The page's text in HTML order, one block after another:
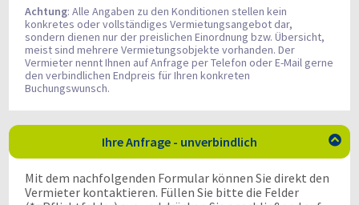
Achtung: Alle Angaben zu den Konditionen stellen kein
konkretes oder vollständiges Vermietungsangebot dar,
sondern dienen nur der preislichen Einordnung bzw. Übersicht,
meist sind mehrere Vermietungsobjekte vorhanden. Der
Vermieter nennt Ihnen auf Anfrage per Telefon oder E-Mail gerne
den verbindlichen Endpreis für Ihren konkreten
Buchungswunsch.
Ihre Anfrage - unverbindlich 
Mit dem nachfolgenden Formular können Sie direkt den
Vermieter kontaktieren. Füllen Sie bitte die Felder